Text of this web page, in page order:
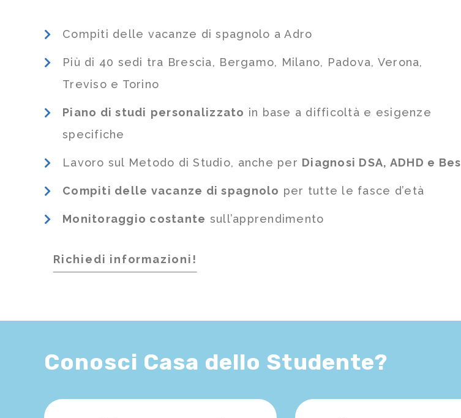
Compiti delle vacanze di spagnolo a Adro
Più di 40 sedi tra Brescia, Bergamo, Milano, Padova, Verona,
Treviso e Torino
Piano di studi personalizzato in base a difficoltà e esigenze
specifiche
Lavoro sul Metodo di Studio, anche per Diagnosi DSA, ADHD e Bes
Compiti delle vacanze di spagnolo per tutte le fasce d’età
Monitoraggio costante sull’apprendimento
Richiedi informazioni!
Conosci Casa dello Studente?